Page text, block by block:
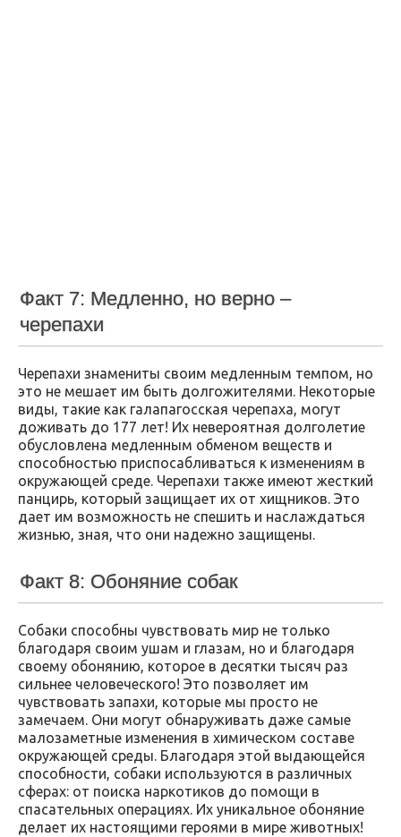
Факт 7: Медленно, но верно –
черепахи
Черепахи знамениты своим медленным темпом, но
это не мешает им быть долгожителями. Некоторые
виды, такие как галапагосская черепаха, могут
доживать до 177 лет! Их невероятная долголетие
обусловлена медленным обменом веществ и
способностью приспосабливаться к изменениям в
окружающей среде. Черепахи также имеют жесткий
панцирь, который защищает их от хищников. Это
дает им возможность не спешить и наслаждаться
жизнью, зная, что они надежно защищены.
Факт 8: Обоняние собак
Собаки способны чувствовать мир не только
благодаря своим ушам и глазам, но и благодаря
своему обонянию, которое в десятки тысяч раз
сильнее человеческого! Это позволяет им
чувствовать запахи, которые мы просто не
замечаем. Они могут обнаруживать даже самые
малозаметные изменения в химическом составе
окружающей среды. Благодаря этой выдающейся
способности, собаки используются в различных
сферах: от поиска наркотиков до помощи в
спасательных операциях. Их уникальное обоняние
делает их настоящими героями в мире животных!